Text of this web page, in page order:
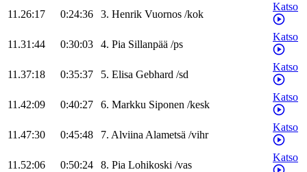
11.26:17 0:24:36 3. Henrik Vuornos /kok
Katso
11.31:44 0:30:03 4. Pia Sillanpää /ps
Katso
11.37:18 0:35:37 5. Elisa Gebhard /sd
Katso
11.42:09 0:40:27 6. Markku Siponen /kesk
Katso
11.47:30 0:45:48 7. AlviinaAlametsä /vihr
Katso
11.52:06 0:50:24 8. Pia Lohikoski /vas
Katso